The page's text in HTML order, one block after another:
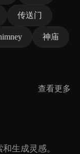
传送门
神庙
查看更多
生成灵感。